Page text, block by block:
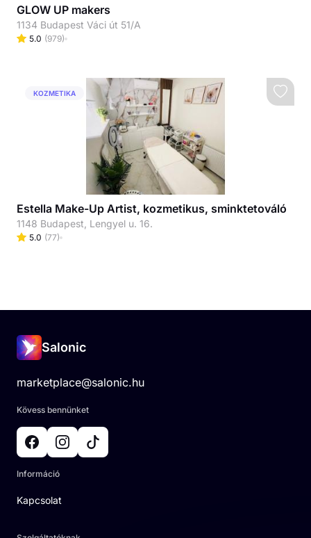
GLOW UP makers
1134 Budapest Váci út 51/A
5.0 (979)
KOZMETIKA
Estella Make-Up Artist, kozmetikus, sminktetováló
1148 Budapest, Lengyel u. 16.
5.0 (77)
Salonic
marketplace@salonic.hu
Kövess bennünket
Információ
Kapcsolat